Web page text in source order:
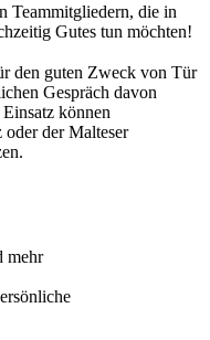
Teammitgliedern, die in
Gutes tun möchten!
den guten Zweck von Tür
Gespräch davon
können
der Malteser
mehr